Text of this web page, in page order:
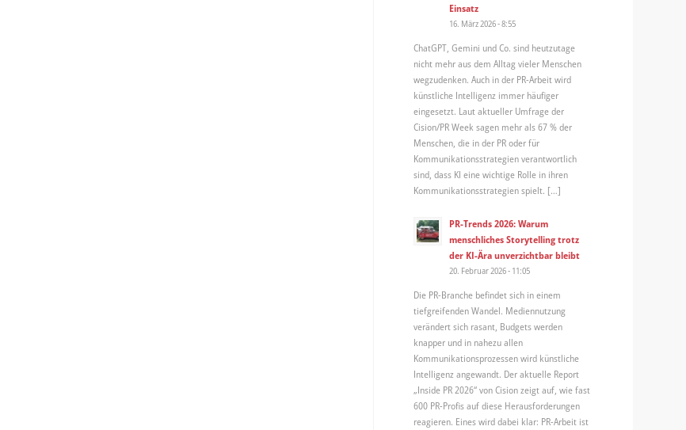
Einsatz
16. März 2026 - 8:55
ChatGPT, Gemini und Co. sind heutzutage
nicht mehr aus dem Alltag vieler Menschen
wegzudenken. Auch in der PR-Arbeit wird
künstliche Intelligenz immer häufiger
eingesetzt. Laut aktueller Umfrage der
Cision/PR Week sagen mehr als 67 % der
Menschen, die in der PR oder für
Kommunikationsstrategien verantwortlich
sind, dass KI eine wichtige Rolle in ihren
Kommunikationsstrategien spielt. […]
PR-Trends 2026: Warum
menschliches Storytelling trotz
der KI-Ära unverzichtbar bleibt
20. Februar 2026 - 11:05
Die PR-Branche befindet sich in einem
tiefgreifenden Wandel. Mediennutzung
verändert sich rasant, Budgets werden
knapper und in nahezu allen
Kommunikationsprozessen wird künstliche
Intelligenz angewandt. Der aktuelle Report
„Inside PR 2026“ von Cision zeigt auf, wie fast
600 PR-Profis auf diese Herausforderungen
reagieren. Eines wird dabei klar: PR-Arbeit ist